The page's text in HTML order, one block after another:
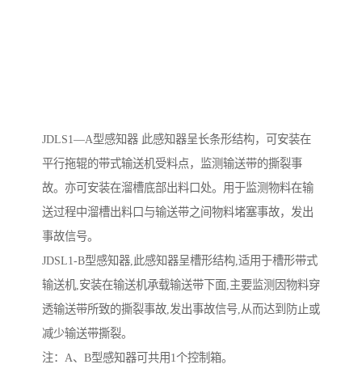
JDLS1—A型感知器 此感知器呈长条形结构，可安装在
平行拖辊的带式输送机受料点，监测输送带的撕裂事
故。亦可安装在溜槽底部出料口处。用于监测物料在输
送过程中溜槽出料口与输送带之间物料堵塞事故，发出
事故信号。
JDSL1-B型感知器,此感知器呈槽形结构,适用于槽形带式
输送机,安装在输送机承载输送带下面,主要监测因物料穿
透输送带所致的撕裂事故,发出事故信号,从而达到防止或
减少输送带撕裂。
注：A、B型感知器可共用1个控制箱。